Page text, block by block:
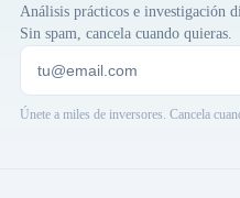
Análisis prácticos e investigación
Sin spam, cancela cuando quieras.
Únete a miles de inversores. Cancela